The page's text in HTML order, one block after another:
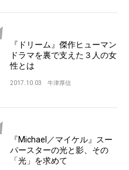
『ドリーム』傑作ヒューマン
ドラマを裏で支えた３人の女
性とは
2017.10.03 牛津厚信
『Michael／マイケル』スー
パースターの光と影、その
「光」を求めて